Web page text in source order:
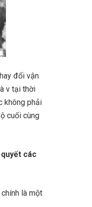
đổi vận
v tại thời
không phải
cuối cùng
các
là một